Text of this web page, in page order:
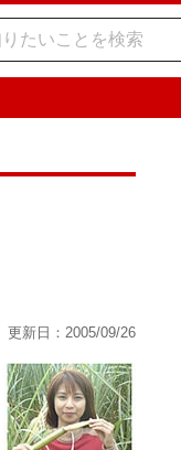
更新日：2005/09/26